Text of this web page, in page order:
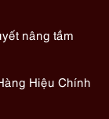
nâng tầm
Hiệu Chính